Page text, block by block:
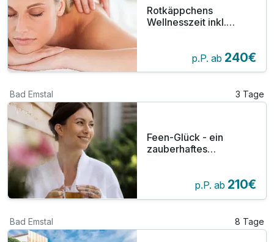
Rotkäppchens
Wellnesszeit inkl.
Hessisches Bergland
p.P. ab 240€
Bad Emstal 3 Tage
Feen-Glück - ein
zauberhaftes
Badehaus | 3 Tage
p.P. ab 210€
Bad Emstal 8 Tage